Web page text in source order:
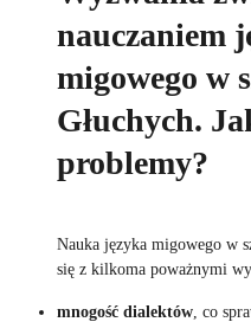
nauczaniem
migowego w
Głuchych.
problemy?
Nauka języka migowego w
się z kilkoma poważnymi
mnogość dialektów , co